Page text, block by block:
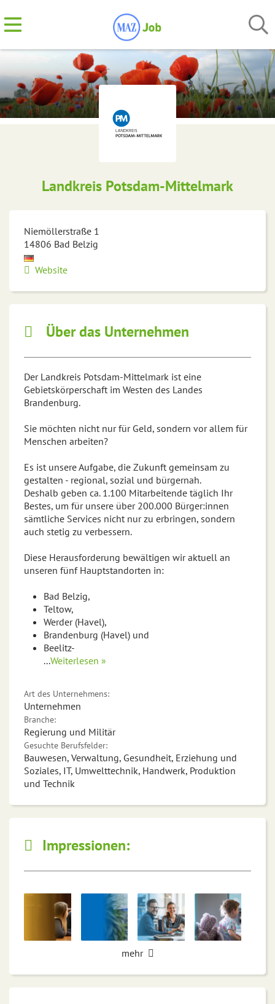
Landkreis Potsdam-Mittelmark
Niemöllerstraße 1
14806 Bad Belzig
Website
Über das Unternehmen
Der Landkreis Potsdam-Mittelmark ist eine
Gebietskörperschaft im Westen des Landes
Brandenburg.
Sie möchten nicht nur für Geld, sondern vor allem für
Menschen arbeiten?
Es ist unsere Aufgabe, die Zukunft gemeinsam zu
gestalten - regional, sozial und bürgernah.
Deshalb geben ca. 1.100 Mitarbeitende täglich Ihr
Bestes, um für unsere über 200.000 Bürger:innen
sämtliche Services nicht nur zu erbringen, sondern
auch stetig zu verbessern.
Diese Herausforderung bewältigen wir aktuell an
unseren fünf Hauptstandorten in:
Bad Belzig,
Teltow,
Werder (Havel),
Brandenburg (Havel) und
Beelitz-
...Weiterlesen »
Art des Unternehmens:
Unternehmen
Branche:
Regierung und Militär
Gesuchte Berufsfelder:
Bauwesen, Verwaltung, Gesundheit, Erziehung und
Soziales, IT, Umwelttechnik, Handwerk, Produktion
und Technik
Impressionen:
mehr